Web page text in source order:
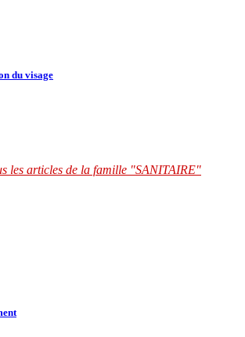
du visage
les articles de la famille "SANITAIRE"